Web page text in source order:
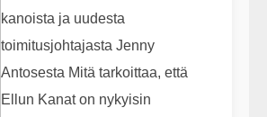
kanoista ja uudesta
toimitusjohtajasta Jenny
Antosesta Mitä tarkoittaa, että
Ellun Kanat on nykyisin